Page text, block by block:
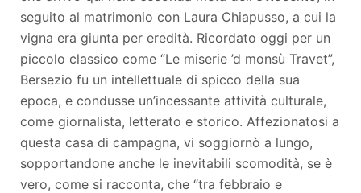
seguito al matrimonio con Laura Chiapusso, a cui la
vigna era giunta per eredità. Ricordato oggi per un
piccolo classico come “Le miserie ’d monsù Travet”,
Bersezio fu un intellettuale di spicco della sua
epoca, e condusse un’incessante attività culturale,
come giornalista, letterato e storico. Affezionatosi a
questa casa di campagna, vi soggiornò a lungo,
sopportandone anche le inevitabili scomodità, se è
vero, come si racconta, che “tra febbraio e